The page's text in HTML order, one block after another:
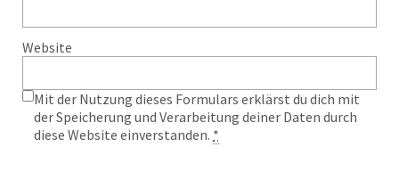
Website
Mit der Nutzung dieses Formulars erklärst du dich mit
der Speicherung und Verarbeitung deiner Daten durch
diese Website einverstanden. *